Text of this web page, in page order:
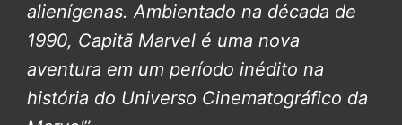
alienígenas. Ambientado na década de
1990, Capitã Marvel é uma nova
aventura em um período inédito na
história do Universo Cinematográfico da